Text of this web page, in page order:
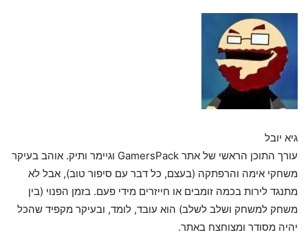
גיא יובל
עורך התוכן הראשי של אתר GamersPack וגיימר ותיק. אוהב בעיקר
משחקי אימה והרפתקה (בעצם, כל דבר עם סיפור טוב), אבל לא
מתנגד לירות בכמה זומבים או חייזרים מידי פעם. בזמן הפנוי (בין
משחק למשחק ושלב לשלב) הוא עובד, לומד, ובעיקר מקפיד שהכל
יהיה מסודר ומצוחצח באתר.